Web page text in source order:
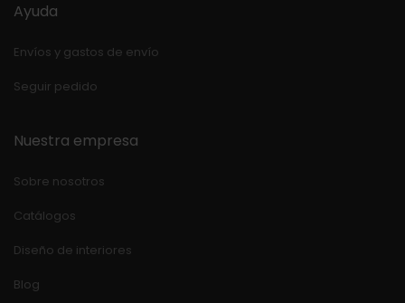
Ayuda
Envíos y gastos de envío
Seguir pedido
Nuestra empresa
Sobre nosotros
Catálogos
Diseño de interiores
Blog